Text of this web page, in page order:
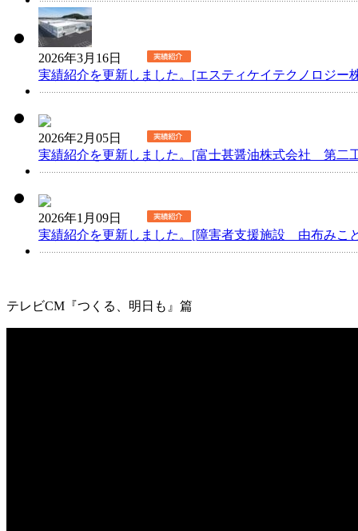
2026年3月16日
実績紹介を更新しました。[エスティケイテクノロジー
2026年2月05日
実績紹介を更新しました。[富士甚醤油株式会社 第二
2026年1月09日
実績紹介を更新しました。[障害者支援施設 由布みこ
テレビCM『つくる、明日も』篇